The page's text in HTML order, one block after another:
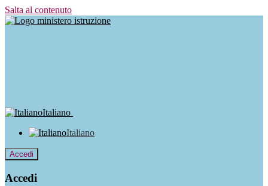
Salta al contenuto
Italiano
Italiano
Accedi
Accedi